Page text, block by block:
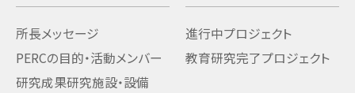
所長メッセージ
PERCの目的・活動メンバー
研究成果研究施設・設備
進行中プロジェクト
教育研究完了プロジェクト